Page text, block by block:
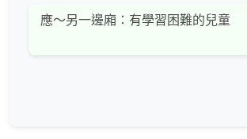
應～另一邊廂：有學習困難的兒童